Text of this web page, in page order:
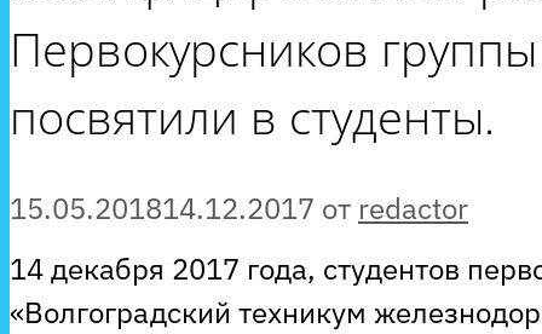
Первокурсников
посвятили в студенты.
15.05.201814.12.2017 от redactor
14 декабря 2017 года, студентов
«Волгоградский техникум